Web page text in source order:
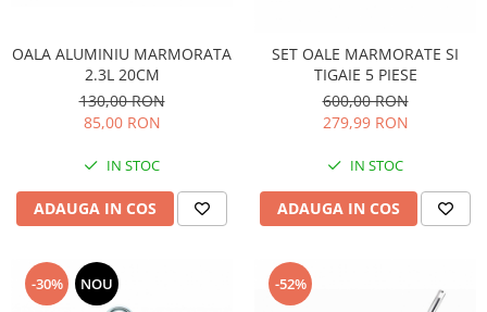
OALA ALUMINIU MARMORATA
2.3L 20CM
130,00 RON
85,00 RON
IN STOC
ADAUGA IN COS
SET OALE MARMORATE SI
TIGAIE 5 PIESE
600,00 RON
279,99 RON
IN STOC
ADAUGA IN COS
-30% NOU -52%